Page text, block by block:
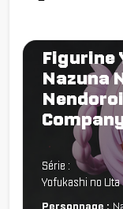
Figurine
Nazuna
Chargement...
Série :
Yofukashi no Uta
Personnage :